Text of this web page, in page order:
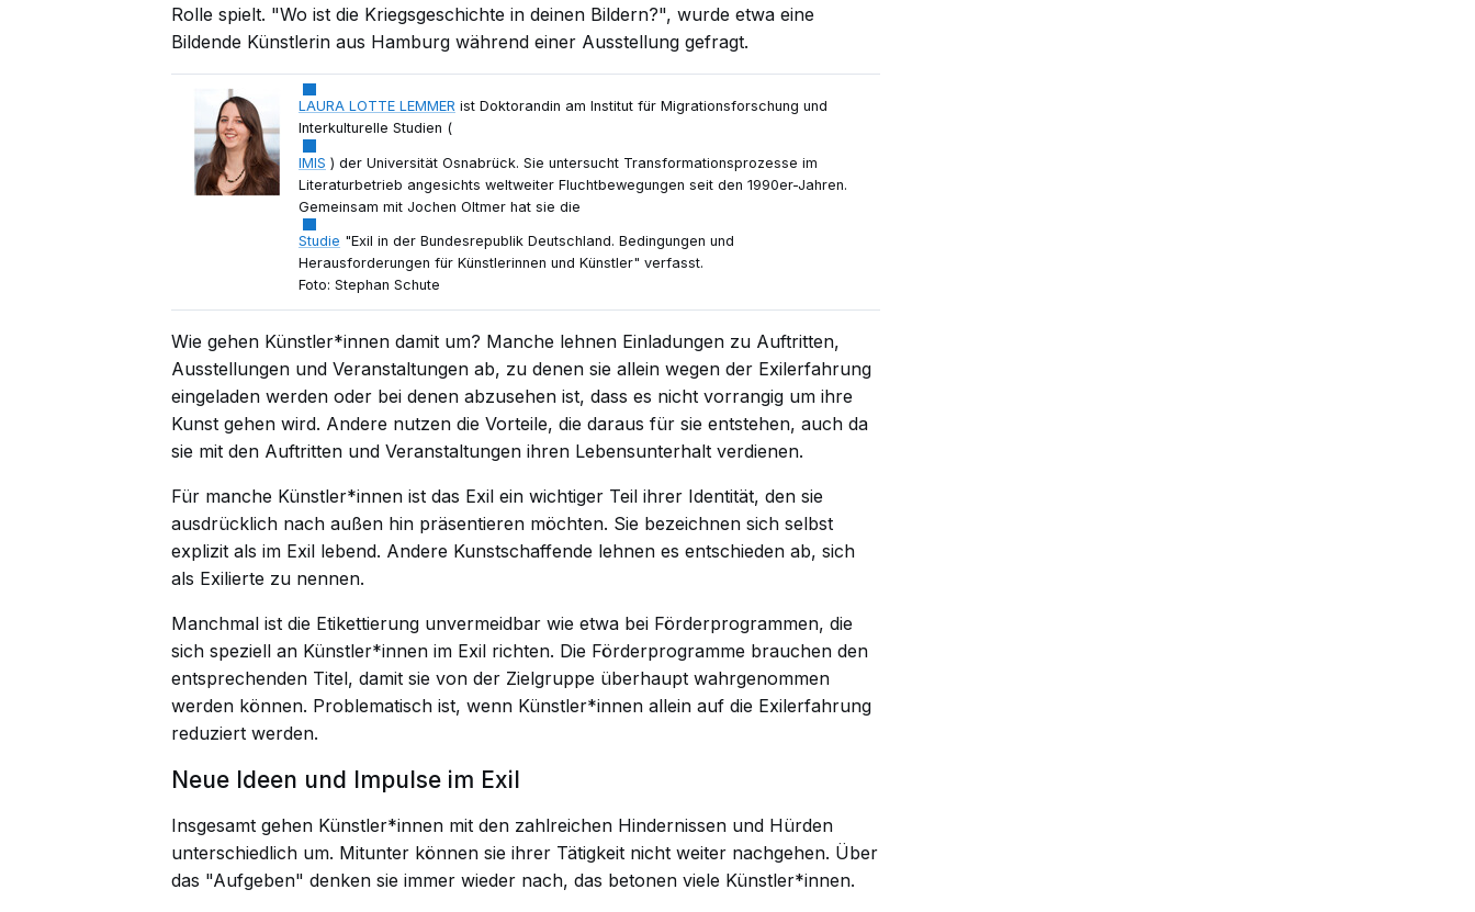
Rolle spielt. "Wo ist die Kriegsgeschichte in deinen Bildern?", wurde etwa eine
Bildende Künstlerin aus Hamburg während einer Ausstellung gefragt.
LAURA LOTTE LEMMER ist Doktorandin am Institut für Migrationsforschung und
Interkulturelle Studien (
IMIS ) der Universität Osnabrück. Sie untersucht Transformationsprozesse im
Literaturbetrieb angesichts weltweiter Fluchtbewegungen seit den 1990er-Jahren.
Gemeinsam mit Jochen Oltmer hat sie die
Studie "Exil in der Bundesrepublik Deutschland. Bedingungen und
Herausforderungen für Künstlerinnen und Künstler" verfasst.
Foto: Stephan Schute
Wie gehen Künstler*innen damit um? Manche lehnen Einladungen zu Auftritten,
Ausstellungen und Veranstaltungen ab, zu denen sie allein wegen der Exilerfahrung
eingeladen werden oder bei denen abzusehen ist, dass es nicht vorrangig um ihre
Kunst gehen wird. Andere nutzen die Vorteile, die daraus für sie entstehen, auch da
sie mit den Auftritten und Veranstaltungen ihren Lebensunterhalt verdienen.
Für manche Künstler*innen ist das Exil ein wichtiger Teil ihrer Identität, den sie
ausdrücklich nach außen hin präsentieren möchten. Sie bezeichnen sich selbst
explizit als im Exil lebend. Andere Kunstschaffende lehnen es entschieden ab, sich
als Exilierte zu nennen.
Manchmal ist die Etikettierung unvermeidbar wie etwa bei Förderprogrammen, die
sich speziell an Künstler*innen im Exil richten. Die Förderprogramme brauchen den
entsprechenden Titel, damit sie von der Zielgruppe überhaupt wahrgenommen
werden können. Problematisch ist, wenn Künstler*innen allein auf die Exilerfahrung
reduziert werden.
Neue Ideen und Impulse im Exil
Insgesamt gehen Künstler*innen mit den zahlreichen Hindernissen und Hürden
unterschiedlich um. Mitunter können sie ihrer Tätigkeit nicht weiter nachgehen. Über
das "Aufgeben" denken sie immer wieder nach, das betonen viele Künstler*innen.